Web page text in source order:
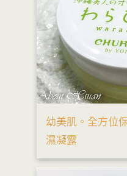
幼美肌。全方位
濕凝露